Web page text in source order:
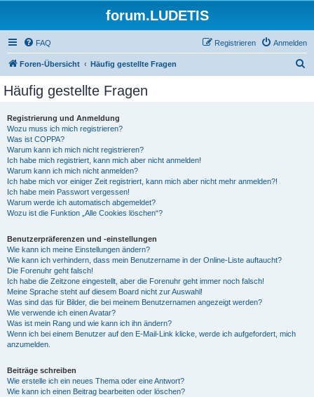
forum.LUDETIS
FAQ Anmelden
Registrieren
Foren-Übersicht Häufig gestellte Fragen
Häufig gestellte Fragen
Registrierung und Anmeldung
Wozu muss ich mich registrieren?
Was ist COPPA?
Warum kann ich mich nicht registrieren?
Ich habe mich registriert, kann mich aber nicht anmelden!
Warum kann ich mich nicht anmelden?
Ich habe mich vor einiger Zeit registriert, kann mich aber nicht mehr anmelden?!
Ich habe mein Passwort vergessen!
Warum werde ich automatisch abgemeldet?
Wozu ist die Funktion „Alle Cookies löschen“?
Benutzerpräferenzen und -einstellungen
Wie kann ich meine Einstellungen ändern?
Wie kann ich verhindern, dass mein Benutzername in der Online-Liste auftaucht?
Die Forenuhr geht falsch!
Ich habe die Zeitzone eingestellt, aber die Forenuhr geht immer noch falsch!
Meine Sprache steht auf diesem Board nicht zur Auswahl!
Was sind das für Bilder, die bei meinem Benutzernamen angezeigt werden?
Wie verwende ich einen Avatar?
Was ist mein Rang und wie kann ich ihn ändern?
Wenn ich bei einem Benutzer auf den E-Mail-Link klicke, werde ich aufgefordert, mich
anzumelden.
Beiträge schreiben
Wie erstelle ich ein neues Thema oder eine Antwort?
Wie kann ich einen Beitrag bearbeiten oder löschen?